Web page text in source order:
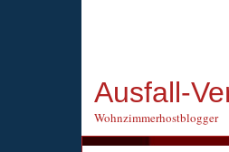
Ausfall-
Wohnzimmerhostblogger